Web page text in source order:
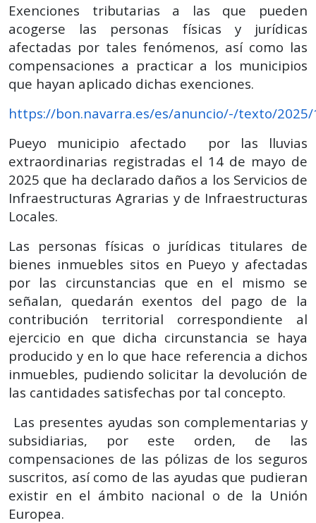
Exenciones tributarias a las que pueden
acogerse las personas físicas y jurídicas
afectadas por tales fenómenos, así como las
compensaciones a practicar a los municipios
que hayan aplicado dichas exenciones.
https://bon.navarra.es/es/anuncio/-/texto/
Pueyo municipio afectado por las lluvias
extraordinarias registradas el 14 de mayo de
2025 que ha declarado daños a los Servicios de
Infraestructuras Agrarias y de Infraestructuras
Locales.
Las personas físicas o jurídicas titulares de
bienes inmuebles sitos en Pueyo y afectadas
por las circunstancias que en el mismo se
señalan, quedarán exentos del pago de la
contribución territorial correspondiente al
ejercicio en que dicha circunstancia se haya
producido y en lo que hace referencia a dichos
inmuebles, pudiendo solicitar la devolución de
las cantidades satisfechas por tal concepto.
Las presentes ayudas son complementarias y
subsidiarias, por este orden, de las
compensaciones de las pólizas de los seguros
suscritos, así como de las ayudas que pudieran
existir en el ámbito nacional o de la Unión
Europea.